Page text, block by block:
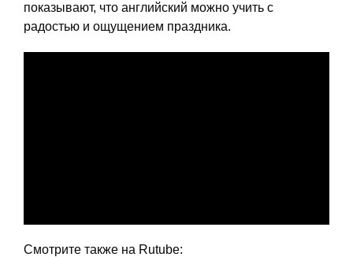
показывают, что английский можно учить с
радостью и ощущением праздника.
Смотрите также на Rutube: